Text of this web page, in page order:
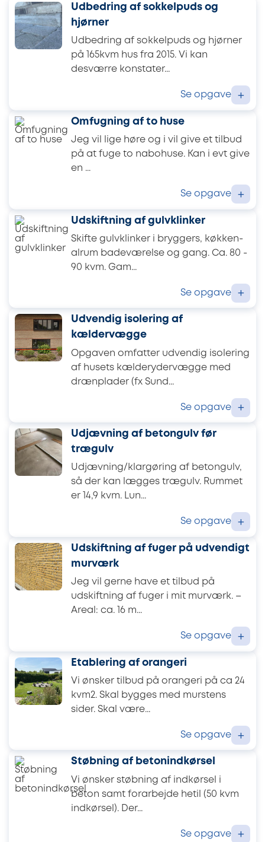
Udbedring af sokkelpuds og
hjørner
Udbedring af sokkelpuds og hjørner
på 165kvm hus fra 2015. Vi kan
desværre konstater...
Se opgave +
Omfugning af to huse
Jeg vil lige høre og i vil give et tilbud
på at fuge to nabohuse. Kan i evt give
en ...
Se opgave +
Udskiftning af gulvklinker
Skifte gulvklinker i bryggers, køkken-
alrum badeværelse og gang. Ca. 80 -
90 kvm. Gam...
Se opgave +
Udvendig isolering af
kældervægge
Opgaven omfatter udvendig isolering
af husets kælderydervægge med
drænplader (fx Sund...
Se opgave +
Udjævning af betongulv før
trægulv
Udjævning/klargøring af betongulv,
så der kan lægges trægulv. Rummet
er 14,9 kvm. Lun...
Se opgave +
Udskiftning af fuger på udvendigt
murværk
Jeg vil gerne have et tilbud på
udskiftning af fuger i mit murværk. –
Areal: ca. 16 m...
Se opgave +
Etablering af orangeri
Vi ønsker tilbud på orangeri på ca 24
kvm2. Skal bygges med murstens
sider. Skal være...
Se opgave +
Støbning af betonindkørsel
Vi ønsker støbning af indkørsel i
beton samt forarbejde hetil (50 kvm
indkørsel). Der...
Se opgave +